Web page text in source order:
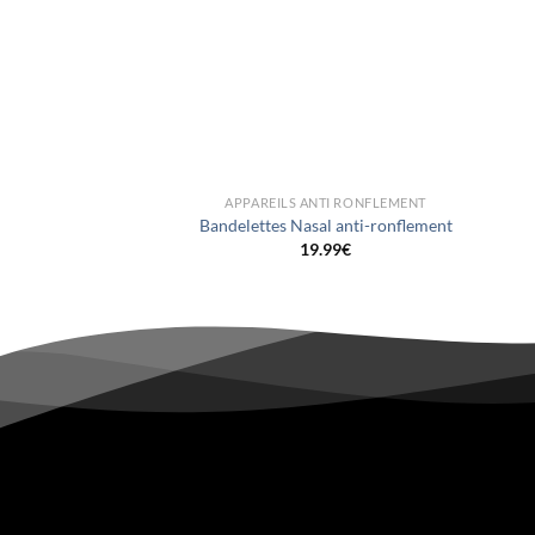
APPAREILS ANTI RONFLEMENT
Bandelettes Nasal anti-ronflement
19.99€